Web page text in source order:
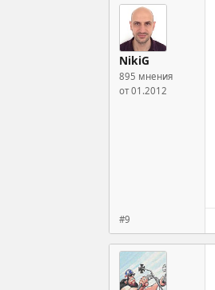
NikiG
895 мнения
от 01.2012
#9